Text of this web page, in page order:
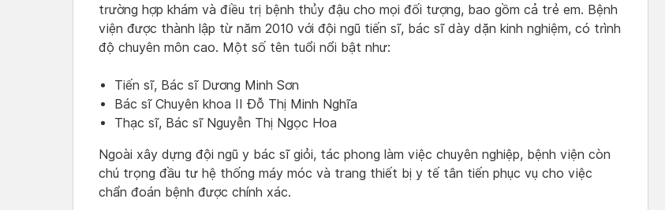
trường hợp khám và điều trị bệnh thủy đậu cho mọi đối tượng, bao gồm cả trẻ em. Bệnh
viện được thành lập từ năm 2010 với đội ngũ tiến sĩ, bác sĩ dày dặn kinh nghiệm, có trình
độ chuyên môn cao. Một số tên tuổi nổi bật như:
Tiến sĩ, Bác sĩ Dương Minh Sơn
Bác sĩ Chuyên khoa II Đỗ Thị Minh Nghĩa
Thạc sĩ, Bác sĩ Nguyễn Thị Ngọc Hoa
Ngoài xây dựng đội ngũ y bác sĩ giỏi, tác phong làm việc chuyên nghiệp, bệnh viện còn
chú trọng đầu tư hệ thống máy móc và trang thiết bị y tế tân tiến phục vụ cho việc
chẩn đoán bệnh được chính xác.